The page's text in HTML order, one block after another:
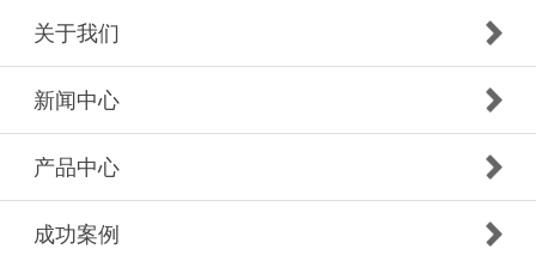
关于我们
新闻中心
产品中心
成功案例